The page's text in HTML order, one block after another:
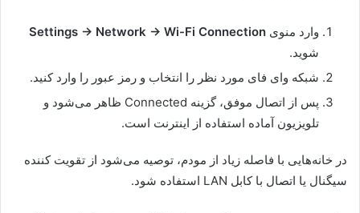
وارد منوی Settings → Network → Wi-Fi Connection
شوید.
شبکه وای فای مورد نظر را انتخاب و رمز عبور را وارد کنید.
پس از اتصال موفق، گزینه Connected ظاهر می‌شود و
تلویزیون آماده استفاده از اینترنت است.
در خانه‌هایی با فاصله زیاد از مودم، توصیه می‌شود از تقویت کننده
سیگنال یا اتصال با کابل LAN استفاده شود.